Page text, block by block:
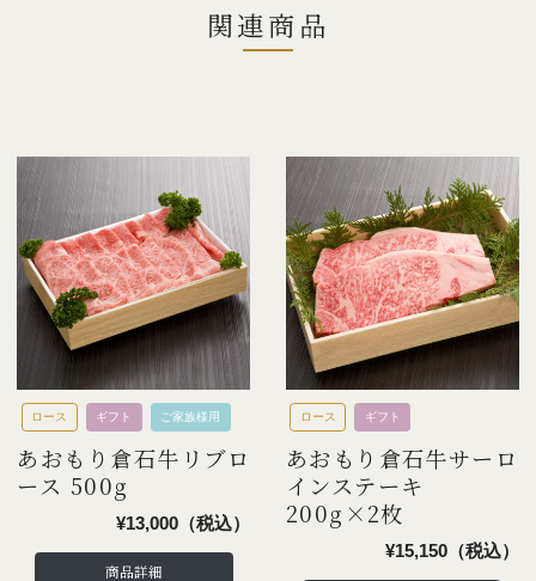
関連商品
ロース ギフト ご家族様用
あおもり倉石牛リブロ
ース 500g
¥13,000（税込）
商品詳細
ロース ギフト
あおもり倉石牛サーロ
インステーキ
200g×2枚
¥15,150（税込）